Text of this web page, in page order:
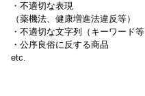
・不適切な表現
（薬機法、健康増進法違反等）
・不適切な文字列（キーワード等
・公序良俗に反する商品
etc.